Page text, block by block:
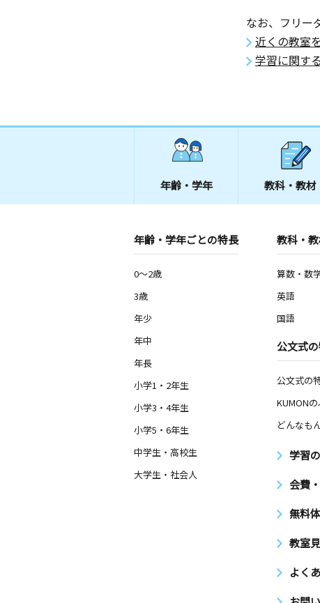
なお、フリー
近くの教室
学習に関す
年齢・学年 教科・教材
年齢・学年ごとの特長
0～2歳
3歳
年少
年中
年長
小学1・2年生
小学3・4年生
小学5・6年生
中学生・高校生
大学生・社会人
教科・
算数・数
英語
国語
公文式
公文式の
KUMON
どんなも
学習
会費
無料
教室
よく